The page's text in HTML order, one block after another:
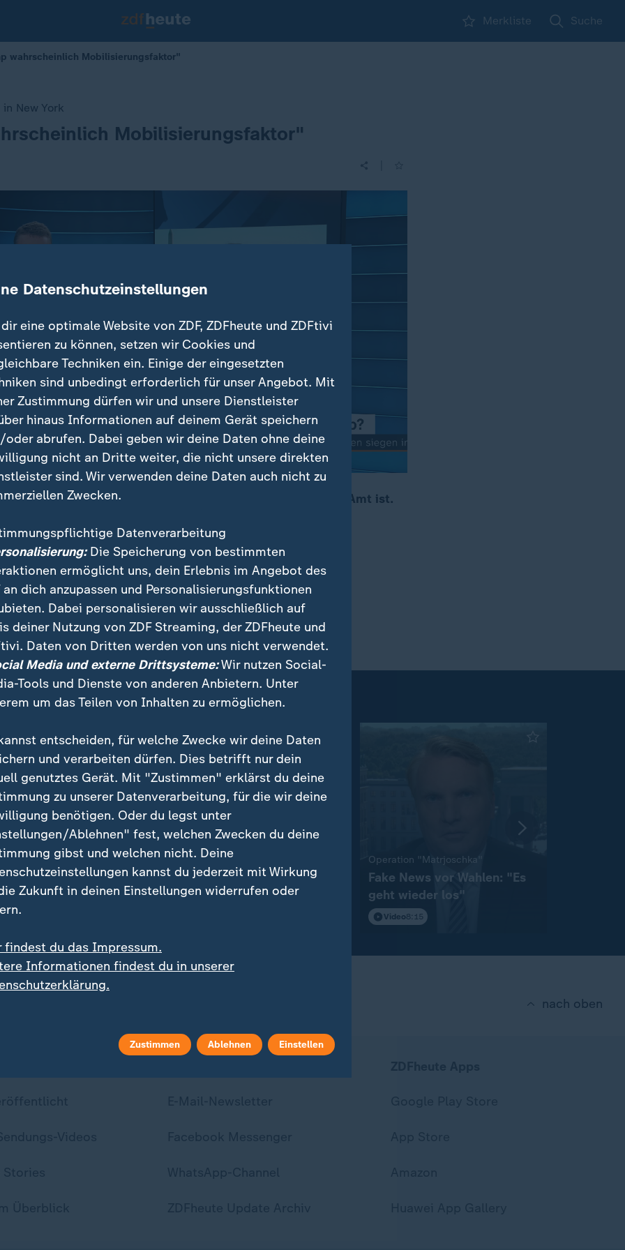
Merkliste Suche
wahrscheinlich Mobilisierungsfaktor"
New York
Mobilisierungsfaktor"
vieler Wähler habe sich nicht verbessert, seit Trump im Amt ist.
für die Wahl des Demokraten gewesen sein, so ZDF-
Trump Republikanische Partei Demokratische Partei
über Schwesig :
erstmal relativ
darauf reagiert"
5:13
Politiker von Fakes betroffen
"Kampagne ist nicht
sonderlich professionell"
Operation "Matrjoschka"
Fake News vor Wahlen: "Es
geht wieder los"
Video8:15
nach oben
Datenschutzeinstellungen
eine optimale Website von ZDF, ZDFheute und ZDFtivi
zu können, setzen wir Cookies und
Techniken ein. Einige der eingesetzten
sind unbedingt erforderlich für unser Angebot. Mit
Zustimmung dürfen wir und unsere Dienstleister
hinaus Informationen auf deinem Gerät speichern
oder abrufen. Dabei geben wir deine Daten ohne deine
nicht an Dritte weiter, die nicht unsere direkten
sind. Wir verwenden deine Daten auch nicht zu
Zwecken.
Datenverarbeitung
Die Speicherung von bestimmten
ermöglicht uns, dein Erlebnis im Angebot des
an dich anzupassen und Personalisierungsfunktionen
Dabei personalisieren wir ausschließlich auf
deiner Nutzung von ZDF Streaming, der ZDFheute und
Daten von Dritten werden von uns nicht verwendet.
Media und externe Drittsysteme:Wir nutzen Social-
Tools und Dienste von anderen Anbietern. Unter
um das Teilen von Inhalten zu ermöglichen.
entscheiden, für welche Zwecke wir deine Daten
und verarbeiten dürfen. Dies betrifft nur dein
genutztes Gerät. Mit "Zustimmen" erklärst du deine
zu unserer Datenverarbeitung, für die wir deine
benötigen. Oder du legst unter
Ablehnen" fest, welchen Zwecken du deine
gibst und welchen nicht. Deine
kannst du jederzeit mit Wirkung
Zukunft in deinen Einstellungen widerrufen oder
findest du das Impressum.
Informationen findest du in unserer
Zustimmen Ablehnen Einstellen